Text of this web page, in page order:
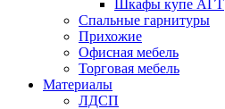
Шкафы купе АГТ
Спальные гарнитуры
Прихожие
Офисная мебель
Торговая мебель
Материалы
ЛДСП